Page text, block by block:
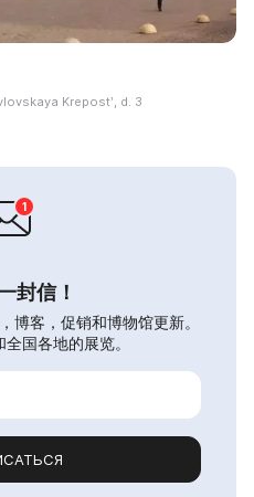
Krepostʹ, d. 3
封信！
博客，促销和博物馆更新。
国各地的展览。